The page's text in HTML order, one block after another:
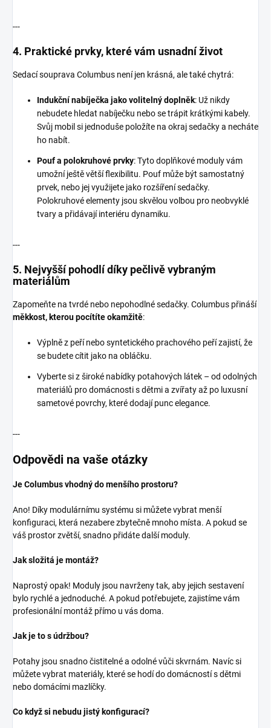
---
4. Praktické prvky, které vám usnadní život
Sedací souprava Columbus není jen krásná, ale také chytrá:
Indukční nabíječka jako volitelný doplněk: Už nikdy
nebudete hledat nabíječku nebo se trápit krátkými kabely.
Svůj mobil si jednoduše položíte na okraj sedačky a necháte
ho nabít.
Pouf a polokruhové prvky: Tyto doplňkové moduly vám
umožní ještě větší flexibilitu. Pouf může být samostatný
prvek, nebo jej využijete jako rozšíření sedačky.
Polokruhové elementy jsou skvělou volbou pro neobvyklé
tvary a přidávají interiéru dynamiku.
---
5. Nejvyšší pohodlí díky pečlivě vybraným
materiálům
Zapomeňte na tvrdé nebo nepohodlné sedačky. Columbus přináší
měkkost, kterou pocítíte okamžitě:
Výplně z peří nebo syntetického prachového peří zajistí, že
se budete cítit jako na obláčku.
Vyberte si z široké nabídky potahových látek – od odolných
materiálů pro domácnosti s dětmi a zvířaty až po luxusní
sametové povrchy, které dodají punc elegance.
---
Odpovědi na vaše otázky
Je Columbus vhodný do menšího prostoru?
Ano! Díky modulárnímu systému si můžete vybrat menší
konfiguraci, která nezabere zbytečně mnoho místa. A pokud se
váš prostor zvětší, snadno přidáte další moduly.
Jak složitá je montáž?
Naprostý opak! Moduly jsou navrženy tak, aby jejich sestavení
bylo rychlé a jednoduché. A pokud potřebujete, zajistíme vám
profesionální montáž přímo u vás doma.
Jak je to s údržbou?
Potahy jsou snadno čistitelné a odolné vůči skvrnám. Navíc si
můžete vybrat materiály, které se hodí do domácností s dětmi
nebo domácími mazlíčky.
Co když si nebudu jistý konfigurací?